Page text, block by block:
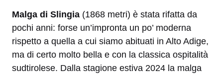
Malga di Slingia (1868 metri) è stata rifatta da
pochi anni: forse un’impronta un po’ moderna
rispetto a quella a cui siamo abituati in Alto Adige,
ma di certo molto bella e con la classica ospitalità
sudtirolese. Dalla stagione estiva 2024 la malga